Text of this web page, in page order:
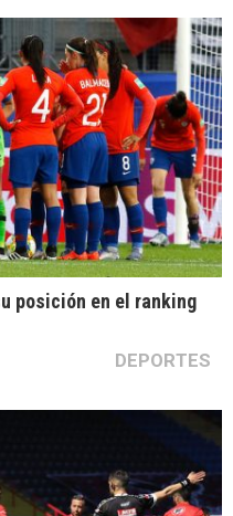
posición en el ranking
DEPORTES